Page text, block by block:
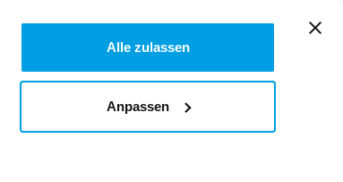
Alle zulassen
Anpassen
TICKET KAUFEN